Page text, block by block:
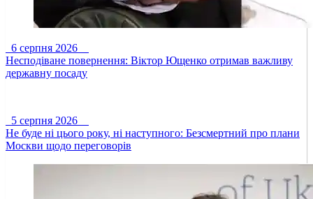
6 серпня 2026
Несподіване повернення: Віктор Ющенко отримав важливу
державну посаду
5 серпня 2026
Не буде ні цього року, ні наступного: Безсмертний про плани
Москви щодо переговорів